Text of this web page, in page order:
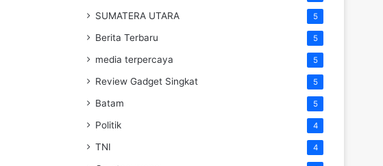
SUMATERA UTARA 5
Berita Terbaru 5
media terpercaya 5
Review Gadget Singkat 5
Batam 5
Politik 4
TNI 4